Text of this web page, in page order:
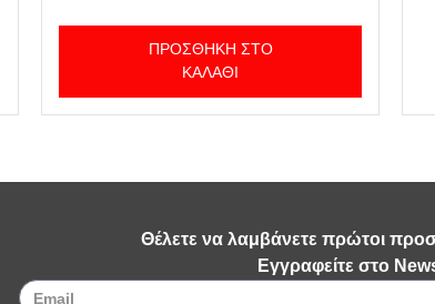
ΠΡΟΣΘΉΚΗ ΣΤΟ
ΚΑΛΆΘΙ
Θέλετε να λαμβάνετε πρώτοι
Εγγραφείτε στο